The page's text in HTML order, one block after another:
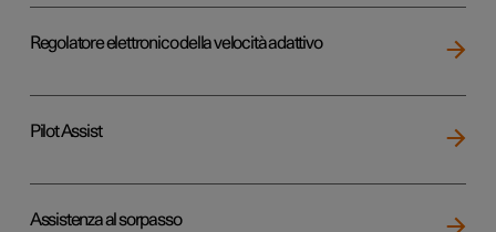
Regolatore elettronico della velocità adattivo
Pilot Assist
Assistenza al sorpasso